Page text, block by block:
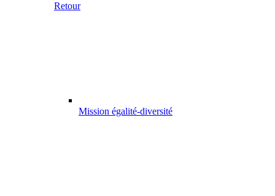
Retour
Mission égalité-diversité